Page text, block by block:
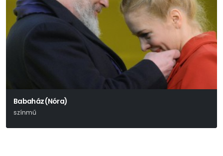
Babaház (Nóra)
színmű